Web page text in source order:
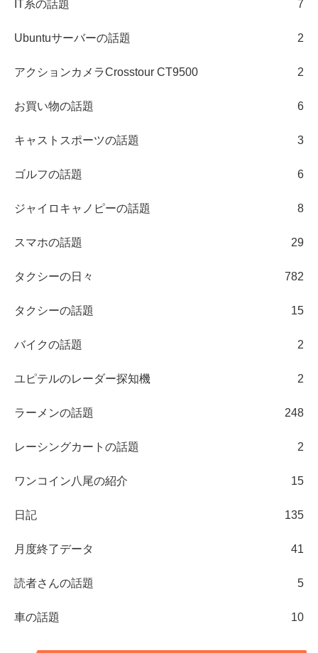
IT系の話題 7
Ubuntuサーバーの話題 2
アクションカメラCrosstour CT9500 2
お買い物の話題 6
キャストスポーツの話題 3
ゴルフの話題 6
ジャイロキャノピーの話題 8
スマホの話題 29
タクシーの日々 782
タクシーの話題 15
バイクの話題 2
ユピテルのレーダー探知機 2
ラーメンの話題 248
レーシングカートの話題 2
ワンコイン八尾の紹介 15
日記 135
月度終了データ 41
読者さんの話題 5
車の話題 10